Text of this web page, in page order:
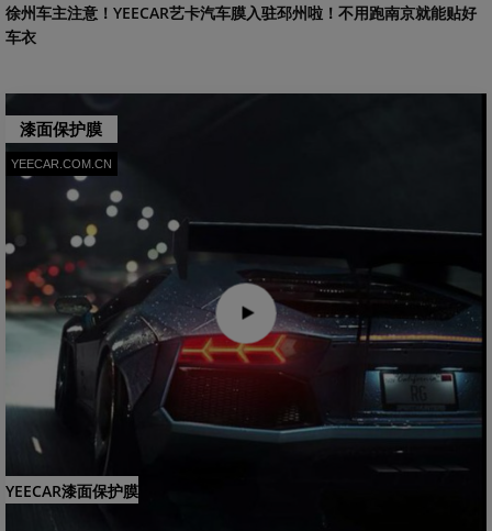
​徐州车主注意！YEECAR艺卡汽车膜入驻邳州啦！不用跑南京就能贴好
车衣
漆面保护膜
YEECAR.COM.CN
YEECAR漆面保护膜